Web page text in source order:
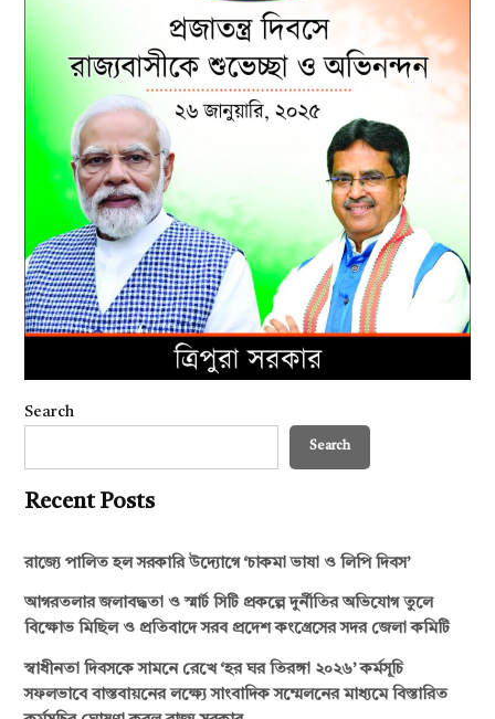
Search
Search
Recent Posts
রাজ্যে পালিত হল সরকারি উদ্যোগে ‘চাকমা ভাষা ও লিপি দিবস’
আগরতলার জলাবদ্ধতা ও স্মার্ট সিটি প্রকল্পে দুর্নীতির অভিযোগ তুলে
বিক্ষোভ মিছিল ও প্রতিবাদে সরব প্রদেশ কংগ্রেসের সদর জেলা কমিটি
স্বাধীনতা দিবসকে সামনে রেখে ‘হর ঘর তিরঙ্গা ২০২৬’ কর্মসূচি
সফলভাবে বাস্তবায়নের লক্ষ্যে সাংবাদিক সম্মেলনের মাধ্যমে বিস্তারিত